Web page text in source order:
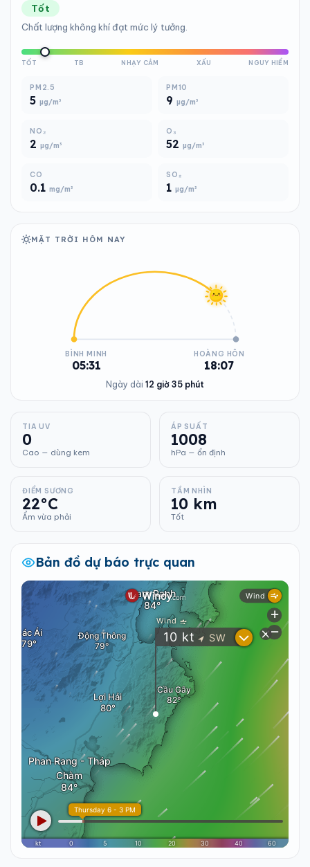
Tốt
Chất lượng không khí đạt mức lý tưởng.
TỐT TB NHẠY CẢM XẤU NGUY HIỂM
PM2.5
5 µg/m³
PM10
9 µg/m³
NO₂
2 µg/m³
O₃
52 µg/m³
CO
0.1 mg/m³
SO₂
1 µg/m³
MẶT TRỜI HÔM NAY
BÌNH MINH
05:31
HOÀNG HÔN
18:07
Ngày dài 12 giờ 35 phút
TIA UV
0
Cao — dùng kem
ÁP SUẤT
1008
hPa — ổn định
ĐIỂM SƯƠNG
22°C
Ẩm vừa phải
TẦM NHÌN
10 km
Tốt
Bản đồ dự báo trực quan